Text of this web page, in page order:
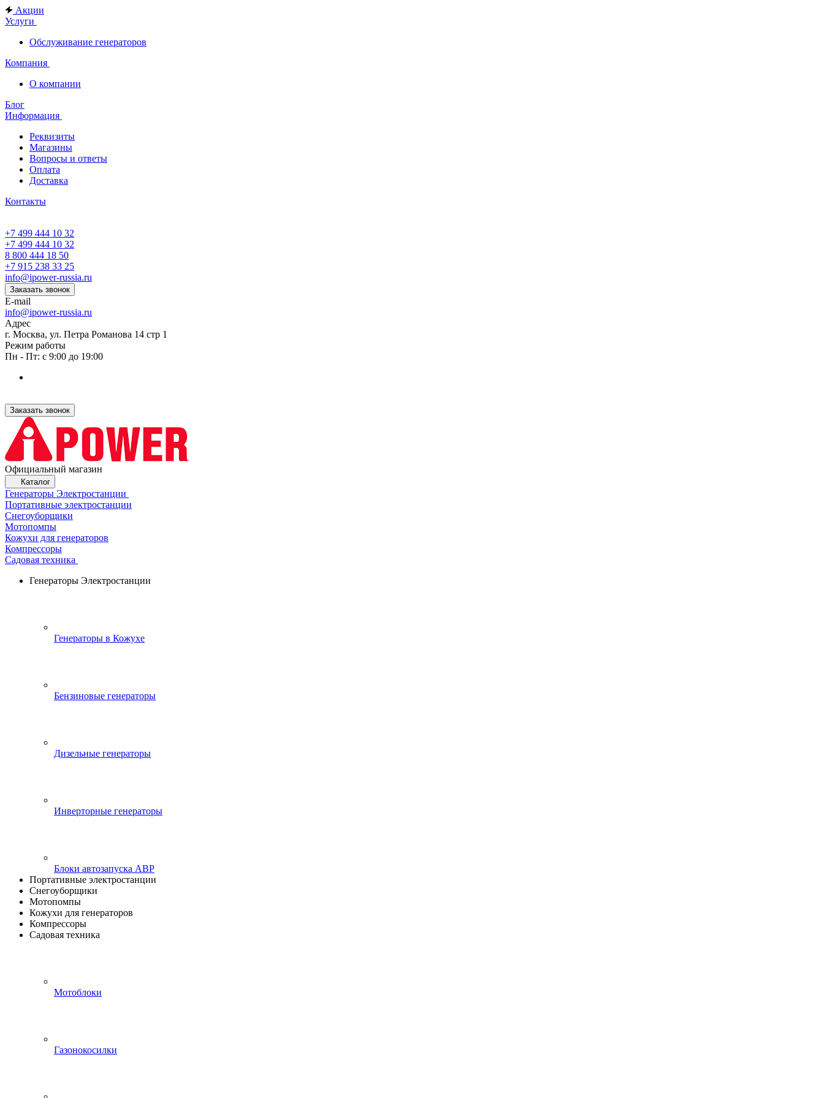
Акции
Услуги
Обслуживание генераторов
Компания
О компании
Блог
Информация
Реквизиты
Магазины
Вопросы и ответы
Оплата
Доставка
Контакты
+7 499 444 10 32
+7 499 444 10 32
8 800 444 18 50
+7 915 238 33 25
info@ipower-russia.ru
Заказать звонок
E-mail
info@ipower-russia.ru
Адрес
г. Москва, ул. Петра Романова 14 стр 1
Режим работы
Пн - Пт: с 9:00 до 19:00
Заказать звонок
Официальный магазин
Каталог
Генераторы Электростанции
Портативные электростанции
Снегоуборщики
Мотопомпы
Кожухи для генераторов
Компрессоры
Садовая техника
Генераторы Электростанции
Генераторы в Кожухе
Бензиновые генераторы
Дизельные генераторы
Инверторные генераторы
Блоки автозапуска АВР
Портативные электростанции
Снегоуборщики
Мотопомпы
Кожухи для генераторов
Компрессоры
Садовая техника
Мотоблоки
Газонокосилки